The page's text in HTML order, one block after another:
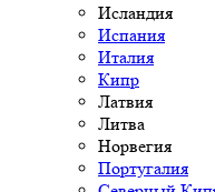
Исландия
Испания
Италия
Кипр
Латвия
Литва
Норвегия
Португалия